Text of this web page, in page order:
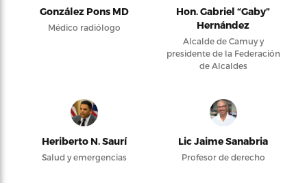
González Pons MD
Médico radiólogo
Hon. Gabriel “Gaby”
Hernández
Alcalde de Camuy y
presidente de la Federación
de Alcaldes
Heriberto N. Saurí
Salud y emergencias
Lic Jaime Sanabria
Profesor de derecho